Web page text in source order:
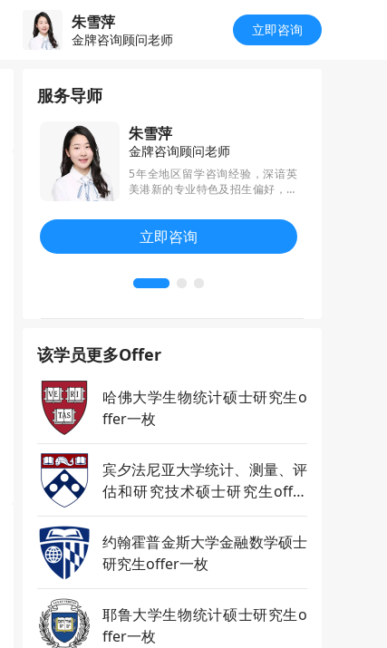
朱雪萍
金牌咨询顾问老师
立即咨询
服务导师
朱雪萍
金牌咨询顾问老师
5年全地区留学咨询经验，深谙英
美港新的专业特色及招生偏好，擅
属的背景提升规划和留学申请方
案，帮助学员拿到哈佛、耶鲁、牛
津、剑桥等世界名校录取。
立即咨询
该学员更多Offer
哈佛大学生物统计硕士研究生o
ffer一枚
宾夕法尼亚大学统计、测量、评
估和研究技术硕士研究生offer
一枚
约翰霍普金斯大学金融数学硕士
研究生offer一枚
耶鲁大学生物统计硕士研究生o
ffer一枚